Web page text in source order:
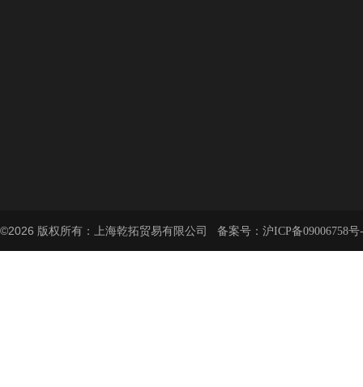
©2026 版权所有：上海乾拓贸易有限公司 备案号： 沪ICP备09006758号